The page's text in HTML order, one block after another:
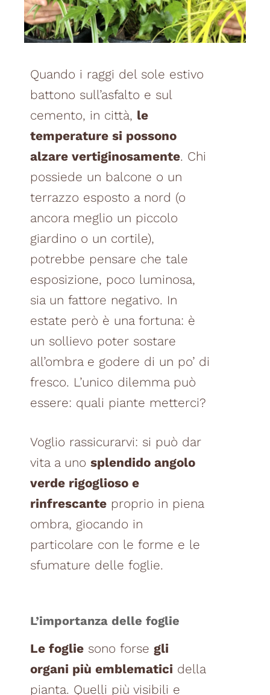
Quando i raggi del sole estivo
battono sull’asfalto e sul
cemento, in città, le
temperature si possono
alzare vertiginosamente. Chi
possiede un balcone o un
terrazzo esposto a nord (o
ancora meglio un piccolo
giardino o un cortile),
potrebbe pensare che tale
esposizione, poco luminosa,
sia un fattore negativo. In
estate però è una fortuna: è
un sollievo poter sostare
all’ombra e godere di un po’ di
fresco. L’unico dilemma può
essere: quali piante metterci?
Voglio rassicurarvi: si può dar
vita a uno splendido angolo
verde rigoglioso e
rinfrescante proprio in piena
ombra, giocando in
particolare con le forme e le
sfumature delle foglie.
L’importanza delle foglie
Le foglie sono forse gli
organi più emblematici della
pianta. Quelli più visibili e